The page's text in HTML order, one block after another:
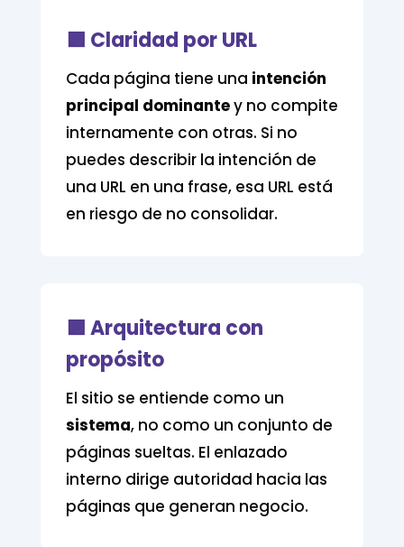
🟪 Claridad por URL
Cada página tiene una intención
principal dominantey no compite
internamente con otras. Si no
puedes describir la intención de
una URL en una frase, esa URL está
en riesgo de no consolidar.
🟪 Arquitectura con
propósito
El sitio se entiende como un
sistema, no como un conjunto de
páginas sueltas. El enlazado
interno dirige autoridad hacia las
páginas que generan negocio.